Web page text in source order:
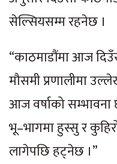
सेल्सियसम्म रहनेछ ।
“काठमाडौंमा आज
मौसमी प्रणालीमा
आज वर्षाको
भू–भागमा हुस्सु र
लागेपछि हट्नेछ ।”